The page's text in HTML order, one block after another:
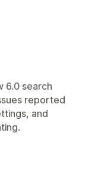
6.0 search
reported
and